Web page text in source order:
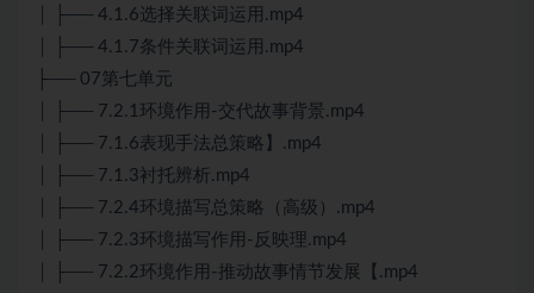
│ ├── 4.1.6选择关联词运用.mp4
│ ├── 4.1.7条件关联词运用.mp4
├── 07第七单元
│ ├── 7.2.1环境作用-交代故事背景.mp4
│ ├── 7.1.6表现手法总策略】.mp4
│ ├── 7.1.3衬托辨析.mp4
│ ├── 7.2.4环境描写总策略（高级）.mp4
│ ├── 7.2.3环境描写作用-反映理.mp4
│ ├── 7.2.2环境作用-推动故事情节发展【.mp4